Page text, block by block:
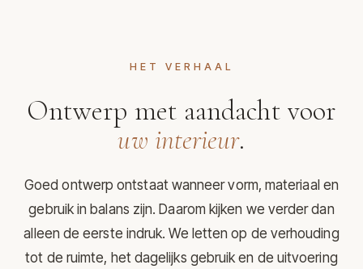
HET VERHAAL
Ontwerp met aandacht voor
uw interieur.
Goed ontwerp ontstaat wanneer vorm, materiaal en
gebruik in balans zijn. Daarom kijken we verder dan
alleen de eerste indruk. We letten op de verhouding
tot de ruimte, het dagelijks gebruik en de uitvoering